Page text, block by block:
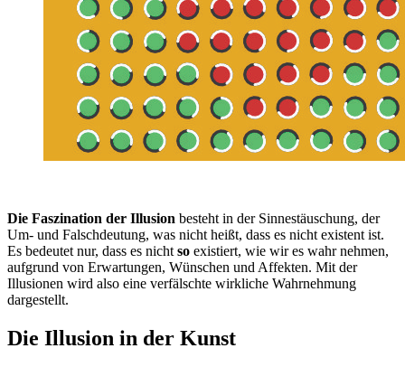
Die Faszination der Illusion besteht in der Sinnestäuschung, der
Um- und Falschdeutung, was nicht heißt, dass es nicht existent ist.
Es bedeutet nur, dass es nicht so existiert, wie wir es wahr nehmen,
aufgrund von Erwartungen, Wünschen und Affekten. Mit der
Illusionen wird also eine verfälschte wirkliche Wahrnehmung
dargestellt.
Die Illusion in der Kunst